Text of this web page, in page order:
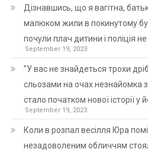
Дізнавшись, що я вагітна,
малюком жили в покинутому
почули плач дитини і поліція не
September 19, 2023
”У вас не знайдеться трохи
сльозами на очах незнайомка
стало початком нової історії у
September 19, 2023
Коли в розпал весілля Юра
незадоволеним обличчям